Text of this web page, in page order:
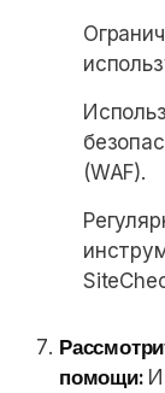
(WAF).
помощи: